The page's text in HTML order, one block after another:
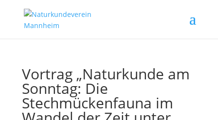
Vortrag „Naturkunde am
Sonntag: Die
Stechmückenfauna im